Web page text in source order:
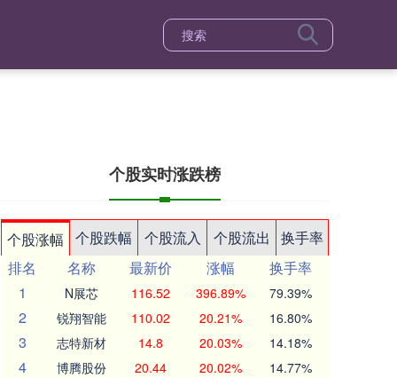
个股实时涨跌榜
个股涨幅 个股跌幅 个股流入 个股流出
换手率
排名
名称 最新价 涨幅
换手率
1
N展芯 116.52 396.89% 79.39%
2 锐翔智能 110.02 20.21% 16.80%
3 志特新材 14.8 20.03% 14.18%
4 博腾股份 20.44 20.02% 14.77%